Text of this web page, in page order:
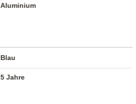
Aluminium
Blau
5 Jahre